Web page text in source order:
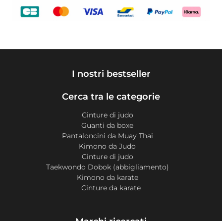
I nostri bestseller
Cerca tra le categorie
Cinture di judo
Guanti da boxe
Pantaloncini da Muay Thai
Kimono da Judo
Cinture di judo
Taekwondo Dobok (abbigliamento)
Kimono da karate
Cinture da karate